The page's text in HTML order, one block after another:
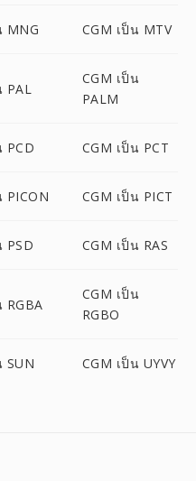
MNG CGM เป็น MTV
PAL
CGM เป็น
PALM
PCD CGM เป็น PCT
PICON CGM เป็น PICT
PSD CGM เป็น RAS
RGBA
CGM เป็น
RGBO
SUN CGM เป็น UYVY